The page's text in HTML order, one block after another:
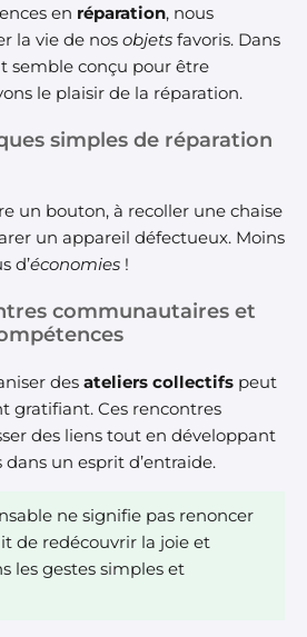
en réparation, nous
la vie de nos objets favoris. Dans
semble conçu pour être
le plaisir de la réparation.
simples de réparation
un bouton, à recoller une chaise
un appareil défectueux. Moins
d’économies !
communautaires et
des ateliers collectifs peut
gratifiant. Ces rencontres
des liens tout en développant
un esprit d’entraide.
ne signifie pas renoncer
de redécouvrir la joie et
les gestes simples et